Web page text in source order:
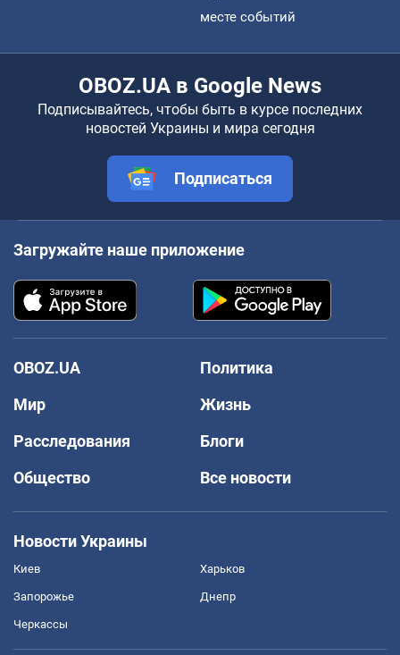
месте событий
OBOZ.UA в Google News
Подписывайтесь, чтобы быть в курсе последних
новостей Украины и мира сегодня
Подписаться
Загружайте наше приложение
OBOZ.UA
Политика
Мир
Жизнь
Расследования
Блоги
Общество
Все новости
Новости Украины
Киев Харьков
Запорожье Днепр
Черкассы